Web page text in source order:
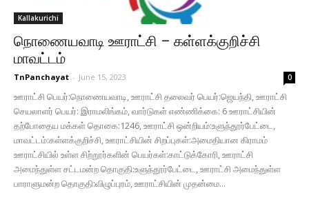
Kallakurichi
நொணையவாடி ஊராட்சி – கள்ளக்குறிச்சி
மாவட்டம்
TnPanchayat - June 15, 2023 0
ஊராட்சி பெயர்:நொணையவாடி, ஊராட்சி தலைவர் பெயர்:ஜெயந்தி, ஊராட்சி
செயலாளர் பெயர்: இராமலிங்கம், வார்டுகள் எண்ணிக்கை: 6 ஊராட்சியின்
தற்போதைய மக்கள் தொகை:1246, ஊராட்சி ஒன்றியம்:உளுந்தூர்பேட்டை,
மாவட்டம்:கள்ளக்குறிச்சி, ஊராட்சியின் சிறப்புகள்:அமைதியான கிராமம்
ஊராட்சியில் உள்ள சிற்றூர்களின் பெயர்கள்:காட்டுக்கோரி, ஊராட்சி
அமைந்துள்ள சட்டமன்ற தொகுதி:உளுந்தூர்பேட்டை, ஊராட்சி அமைந்துள்ள
பாராளுமன்ற தொகுதி:விழுப்புரம், ஊராட்சியின் முதன்மை...